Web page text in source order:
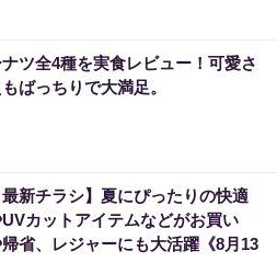
ツ全4種を実食レビュー！可愛さ
ばっちりで大満足。
最新チラシ】夏にぴったりの快適
カットアイテムなどがお買い
省、レジャーにも大活躍《8月13